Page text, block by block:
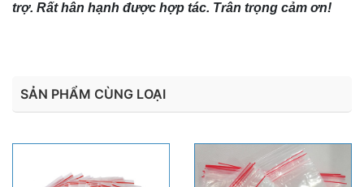
trợ. Rất hân hạnh được hợp tác. Trân trọng cảm ơn!
SẢN PHẨM CÙNG LOẠI